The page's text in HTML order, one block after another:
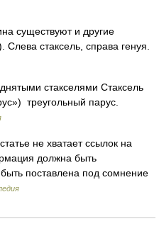
существуют и другие
стаксель, справа генуя.
стакселями Стаксель
треугольный парус.
не хватает ссылок на
должна быть
поставлена под сомнение